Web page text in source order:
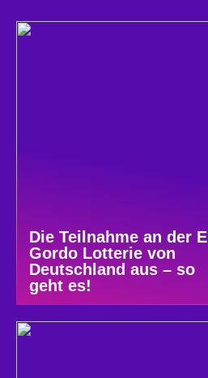
Die Teilnahme an der El
Gordo Lotterie von
Deutschland aus – so
geht es!